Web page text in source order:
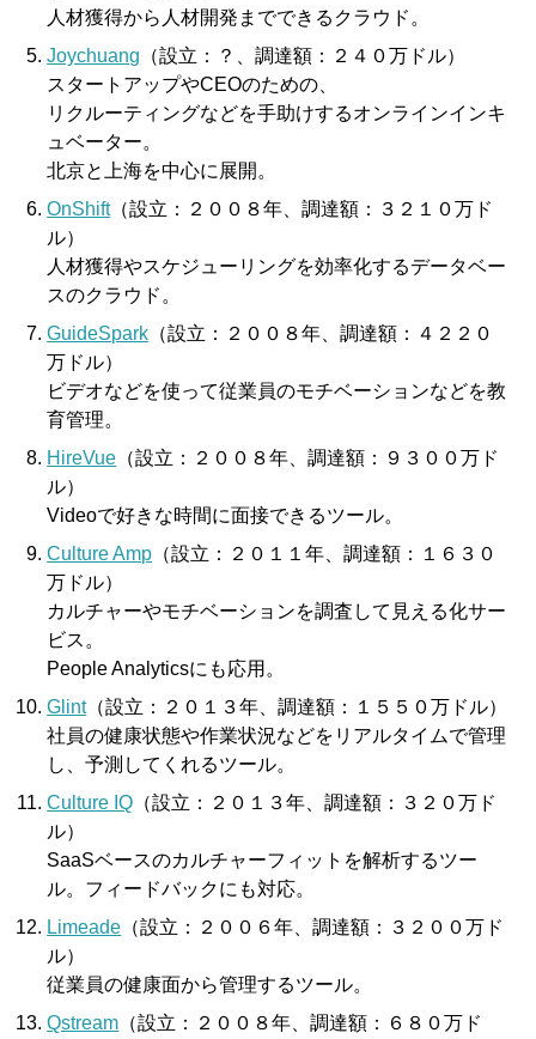
人材獲得から人材開発までできるクラウド。
Joychuang （設立：？、調達額：２４０万ドル）
スタートアップやCEOのための、
リクルーティングなどを手助けするオンラインインキ
ュベーター。
北京と上海を中心に展開。
OnShift（設立：２００８年、調達額：３２１０万ド
ル）
人材獲得やスケジューリングを効率化するデータベー
スのクラウド。
GuideSpark （設立：２００８年、調達額：４２２０
万ドル）
ビデオなどを使って従業員のモチベーションなどを教
育管理。
HireVue （設立：２００８年、調達額：９３００万ド
ル）
Videoで好きな時間に面接できるツール。
Culture Amp （設立：２０１１年、調達額：１６３０
万ドル）
カルチャーやモチベーションを調査して見える化サー
ビス。
People Analyticsにも応用。
Glint（設立：２０１３年、調達額：１５５０万ドル）
社員の健康状態や作業状況などをリアルタイムで管理
し、予測してくれるツール。
Culture IQ （設立：２０１３年、調達額：３２０万ド
ル）
SaaSベースのカルチャーフィットを解析するツー
ル。フィードバックにも対応。
Limeade （設立：２００６年、調達額：３２００万ド
ル）
従業員の健康面から管理するツール。
Qstream （設立：２００８年、調達額：６８０万ド